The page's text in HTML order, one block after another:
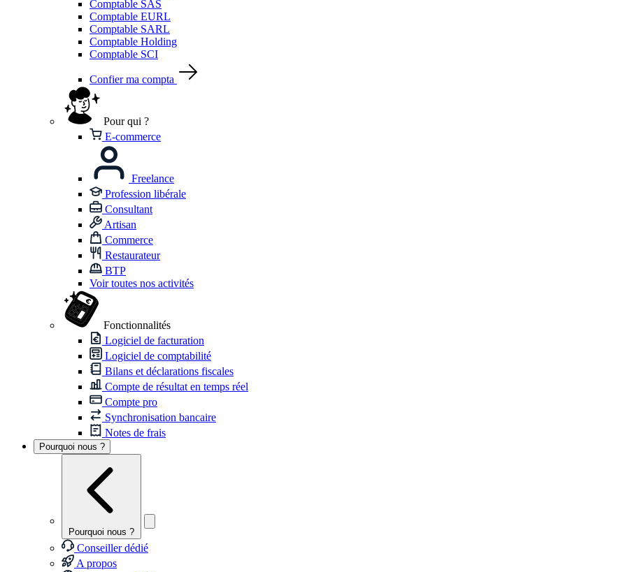
Comptable SAS
Comptable EURL
Comptable SARL
Comptable Holding
Comptable SCI
Confier ma compta
Pour qui ?
E-commerce
Freelance
Profession libérale
Consultant
Artisan
Commerce
Restaurateur
BTP
Voir toutes nos activités
Fonctionnalités
Logiciel de facturation
Logiciel de comptabilité
Bilans et déclarations fiscales
Compte de résultat en temps réel
Compte pro
Synchronisation bancaire
Notes de frais
Pourquoi nous ?
Pourquoi nous ?
Conseiller dédié
A propos